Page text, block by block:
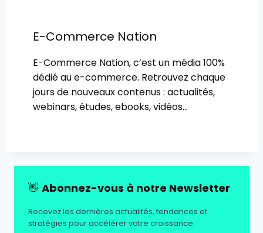
E-Commerce Nation
E-Commerce Nation, c’est un média 100%
dédié au e-commerce. Retrouvez chaque
jours de nouveaux contenus : actualités,
webinars, études, ebooks, vidéos…
👋 Abonnez-vous à notre Newsletter
Recevez les dernières actualités, tendances et
stratégies pour accélérer votre croissance.